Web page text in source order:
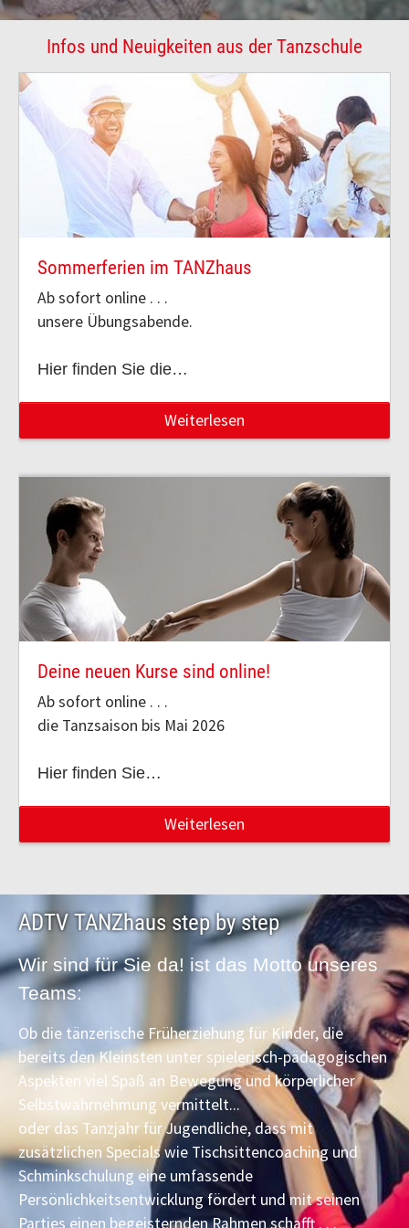
Infos und Neuigkeiten aus der Tanzschule
Sommerferien im TANZhaus
Ab sofort online . . .
unsere Übungsabende.
Hier finden Sie die…
Weiterlesen
Deine neuen Kurse sind online!
Ab sofort online . . .
die Tanzsaison bis Mai 2026
Hier finden Sie…
Weiterlesen
ADTV TANZhaus step by step
Wir sind für Sie da! ist das Motto unseres
Teams:
Ob die tänzerische Früherziehung für Kinder, die
bereits den Kleinsten unter spielerisch-pädagogischen
Aspekten viel Spaß an Bewegung und körperlicher
Selbstwahrnehmung vermittelt...
oder das Tanzjahr für Jugendliche, dass mit
zusätzlichen Specials wie Tischsittencoaching und
Schminkschulung eine umfassende
Persönlichkeitsentwicklung fördert und mit seinen
Parties einen begeisternden Rahmen schafft . . .